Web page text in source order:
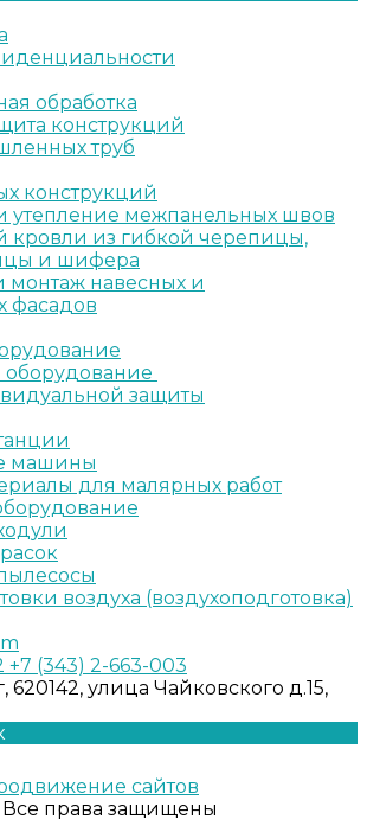
обработка
конструкций
труб
конструкций
утепление межпанельных швов
кровли из гибкой черепицы,
и шифера
монтаж навесных и
фасадов
оборудование
защиты
машины
для малярных работ
воздуха (воздухоподготовка)
+7 (343) 2-663-003
620142, улица Чайковского д.15,
сайтов
Все права защищены